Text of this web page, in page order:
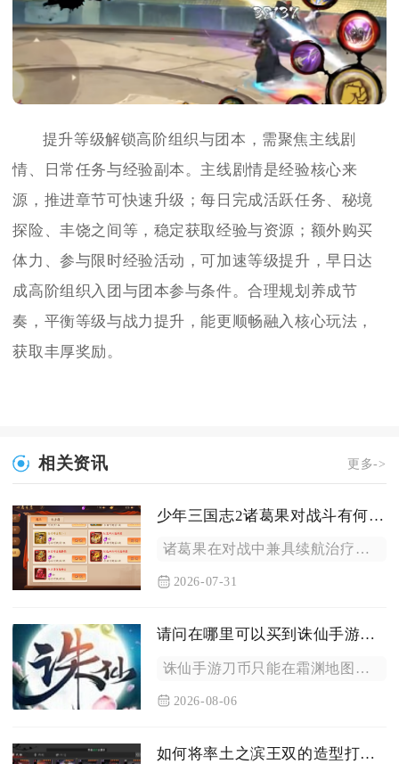
提升等级解锁高阶组织与团本，需聚焦主线剧
情、日常任务与经验副本。主线剧情是经验核心来
源，推进章节可快速升级；每日完成活跃任务、秘境
探险、丰饶之间等，稳定获取经验与资源；额外购买
体力、参与限时经验活动，可加速等级提升，早日达
成高阶组织入团与团本参与条件。合理规划养成节
奏，平衡等级与战力提升，能更顺畅融入核心玩法，
获取丰厚奖励。
相关资讯 更多->
少年三国志2诸葛果对战斗有何帮助
诸葛果在对战中兼具续航治疗、怒气限制、持续输出三大核心作用，...
2026-07-31
请问在哪里可以买到诛仙手游的刀币
诛仙手游刀币只能在霜渊地图坐标（79,52）NPC白甜甜处消...
2026-08-06
如何将率土之滨王双的造型打造得更加精致